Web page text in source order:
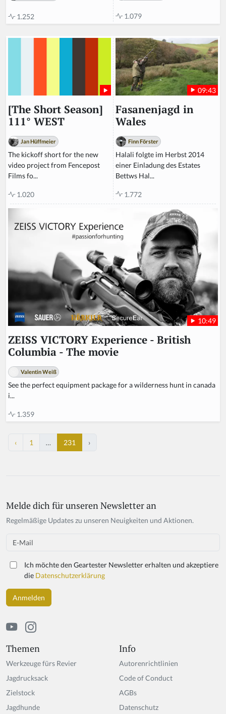
1.252 1.079
[The Short Season]
111° WEST
Jan Hüffmeier
The kickoff short for the new
video project from Fencepost
Films fo...
1.020
09:43
Fasanenjagd in
Wales
Finn Förster
Halali folgte im Herbst 2014
einer Einladung des Estates
Bettws Hal...
1.772
10:49
ZEISS VICTORY Experience - British
Columbia - The movie
Valentin Weiß
See the perfect equipment package for a wilderness hunt in canada
i...
1.359
‹ 1 … 231 ›
Themen
Werkzeuge fürs Revier
Jagdrucksack
Zielstock
Jagdhunde
Info
Autorenrichtlinien
Code of Conduct
AGBs
Datenschutz
If
y
h
a
n,
ig
n
o
r
t
hi
Melde dich für unseren Newsletter an
Regelmäßige Updates zu unseren Neuigkeiten und Aktionen.
Email
Ich möchte den Geartester Newsletter erhalten und akzeptiere
die Datenschutzerklärung